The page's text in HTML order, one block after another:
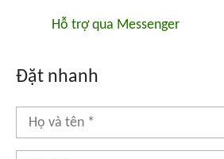
Hỗ trợ qua Messenger
Đặt nhanh